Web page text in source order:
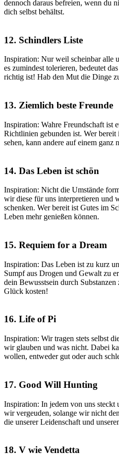
dennoch daraus befreien, wenn du
dich selbst behältst.
12. Schindlers Liste
Inspiration: Nur weil scheinbar alle
es zumindest tolerieren, bedeutet
richtig ist! Hab den Mut die Dinge
13. Ziemlich beste Freunde
Inspiration: Wahre Freundschaft ist
Richtlinien gebunden ist. Wer bereit
sehen, kann andere auf einem ganz
14. Das Leben ist schön
Inspiration: Nicht die Umstände
wir diese für uns interpretieren und
schenken. Wer bereit ist Gutes im
Leben mehr genießen können.
15. Requiem for a Dream
Inspiration: Das Leben ist zu kurz
Sumpf aus Drogen und Gewalt zu
dein Bewusstsein durch
Glück kosten!
16. Life of Pi
Inspiration: Wir tragen stets selbst
wir glauben und was nicht. Dabei
wollen, entweder gut oder auch
17. Good Will Hunting
Inspiration: In jedem von uns steckt
wir vergeuden, solange wir nicht
die unserer Leidenschaft und
18. V wie Vendetta